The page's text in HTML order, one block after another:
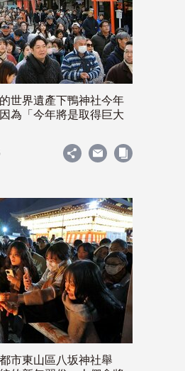
世界遺產下鴨神社今年
為「今年將是取得巨大
市東山區八坂神社舉